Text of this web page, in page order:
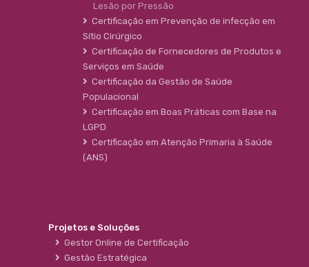
Lesão por Pressão
Certificação em Prevenção de infecção em
Sítio Cirúrgico
Certificação de Fornecedores de Produtos e
Serviços em Saúde
Certificação da Gestão de Saúde
Populacional
Certificação em Boas Práticas com Base na
LGPD
Certificação em Atenção Primaria à Saúde
(ANS)
Projetos e Soluções
Gestor Online de Certificação
Gestão Estratégica